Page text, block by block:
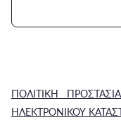
ΠΟΛΙΤΙΚΗ
ΗΛΕΚΤΡΟΝΙΚΟΥ